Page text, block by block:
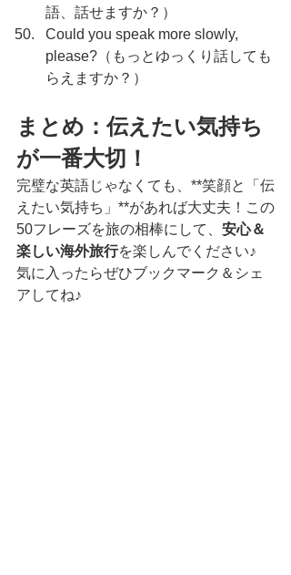
語、話せますか？）
Could you speak more slowly,
please?（もっとゆっくり話しても
らえますか？）
まとめ：伝えたい気持ち
が一番大切！
完璧な英語じゃなくても、**笑顔と「伝
えたい気持ち」**があれば大丈夫！この
50フレーズを旅の相棒にして、 安心＆
楽しい海外旅行を楽しんでください♪
気に入ったらぜひブックマーク＆シェ
アしてね♪